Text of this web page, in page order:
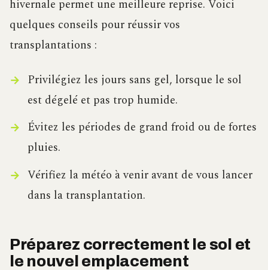
hivernale permet une meilleure reprise. Voici
quelques conseils pour réussir vos
transplantations :
Privilégiez les jours sans gel, lorsque le sol
est dégelé et pas trop humide.
Évitez les périodes de grand froid ou de fortes
pluies.
Vérifiez la météo à venir avant de vous lancer
dans la transplantation.
Préparez correctement le sol et
le nouvel emplacement